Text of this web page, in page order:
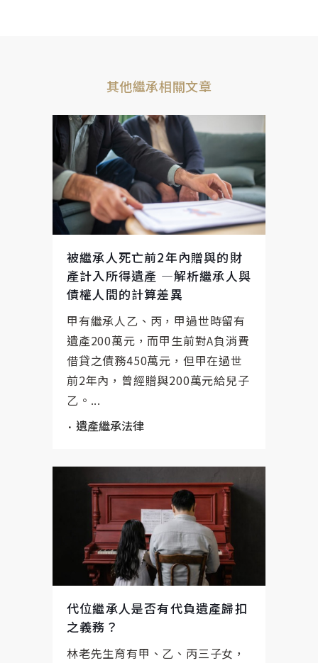
其他繼承相關文章
被繼承人死亡前2年內贈與的財
產計入所得遺產 —解析繼承人與
債權人間的計算差異
甲有繼承人乙、丙，甲過世時留有
遺產200萬元，而甲生前對A負消費
借貸之債務450萬元，但甲在過世
前2年內，曾經贈與200萬元給兒子
乙。...
遺產繼承法律
代位繼承人是否有代負遺產歸扣
之義務？
林老先生育有甲、乙、丙三子女，